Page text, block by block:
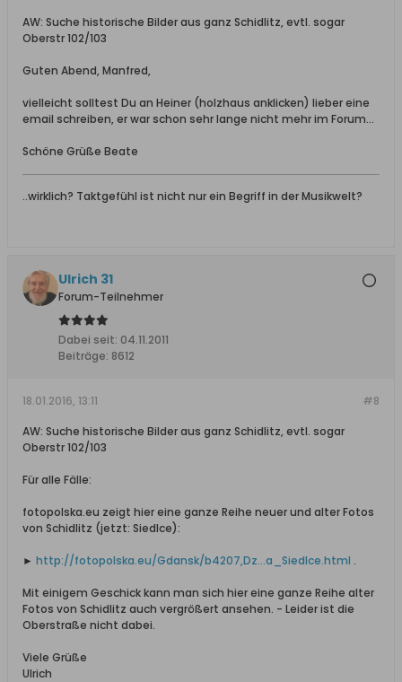
AW: Suche historische Bilder aus ganz Schidlitz, evtl. sogar
Oberstr 102/103
Guten Abend, Manfred,
vielleicht solltest Du an Heiner (holzhaus anklicken) lieber eine
email schreiben, er war schon sehr lange nicht mehr im Forum...
Schöne Grüße Beate
..wirklich? Taktgefühl ist nicht nur ein Begriff in der Musikwelt?
Ulrich 31
Forum-Teilnehmer
Dabei seit: 04.11.2011
Beiträge: 8612
#8
18.01.2016, 13:11
AW: Suche historische Bilder aus ganz Schidlitz, evtl. sogar
Oberstr 102/103
Für alle Fälle:
fotopolska.eu zeigt hier eine ganze Reihe neuer und alter Fotos
von Schidlitz (jetzt: Siedlce):
► http://fotopolska.eu/Gdansk/b4207,Dz...a_Siedlce.html .
Mit einigem Geschick kann man sich hier eine ganze Reihe alter
Fotos von Schidlitz auch vergrößert ansehen. - Leider ist die
Oberstraße nicht dabei.
Viele Grüße
Ulrich